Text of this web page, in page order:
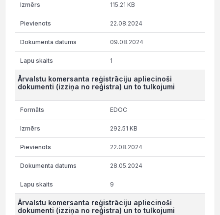
115.21 KB
22.08.2024
09.08.2024
1
Ārvalstu komersanta reģistrāciju apliecinoši
dokumenti (izziņa no reģistra) un to tulkojumi
EDOC
292.51 KB
22.08.2024
28.05.2024
9
Ārvalstu komersanta reģistrāciju apliecinoši
dokumenti (izziņa no reģistra) un to tulkojumi